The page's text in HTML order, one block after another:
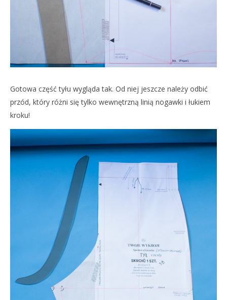
Gotowa część tyłu wygląda tak. Od niej jeszcze należy odbić
przód, który różni się tylko wewnętrzną linią nogawki i łukiem
kroku!